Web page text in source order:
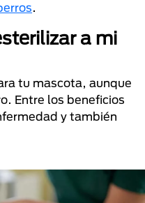
.
a mi
tu mascota, aunque
Entre los beneficios
y también